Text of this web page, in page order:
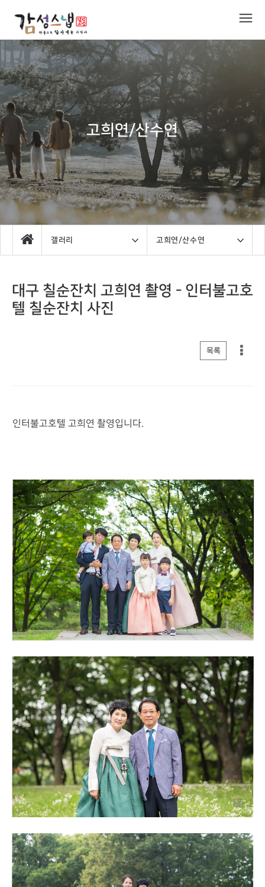
고희연/산수연
갤러리 고희연/산수연
대구 칠순잔치 고희연 촬영 - 인터불고호
텔 칠순잔치 사진
목록
인터불고호텔 고희연 촬영입니다.